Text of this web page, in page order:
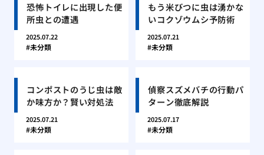
恐怖トイレに出現した便
所虫との遭遇
2025.07.22
未分類
もう米びつに虫は湧かな
いコクゾウムシ予防術
2025.07.21
未分類
コンポストのうじ虫は敵
か味方か？賢い対処法
2025.07.21
未分類
偵察スズメバチの行動パ
ターン徹底解説
2025.07.17
未分類